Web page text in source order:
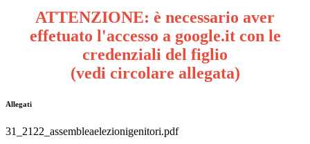
ATTENZIONE: è necessario aver
effetuato l'accesso a google.it con le
credenziali del figlio
(vedi circolare allegata)
Allegati
31_2122_assembleaelezionigenitori.pdf